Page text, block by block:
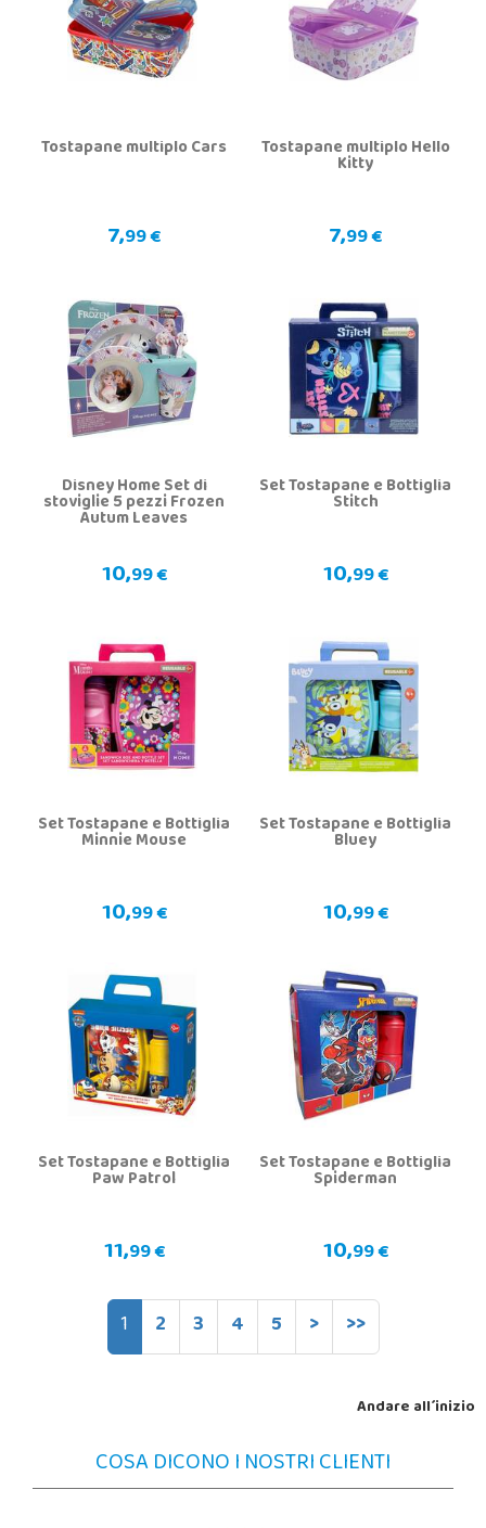
Tostapane multiplo Cars
7,99 €
Tostapane multiplo Hello
Kitty
7,99 €
Disney Home Set di
stoviglie 5 pezzi Frozen
Autum Leaves
10,99 €
Set Tostapane e Bottiglia
Stitch
10,99 €
Set Tostapane e Bottiglia
Minnie Mouse
10,99 €
Set Tostapane e Bottiglia
Bluey
10,99 €
Set Tostapane e Bottiglia
Paw Patrol
11,99 €
Set Tostapane e Bottiglia
Spiderman
10,99 €
1 2 3 4 5 > >>
Andare all´inizio
COSA DICONO I NOSTRI CLIENTI